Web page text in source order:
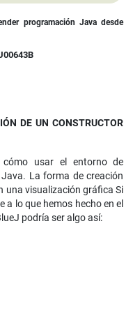
programación Java desde
DE UN CONSTRUCTOR
usar el entorno de
La forma de creación
una visualización gráfica Si
lo que hemos hecho en el
podría ser algo así: